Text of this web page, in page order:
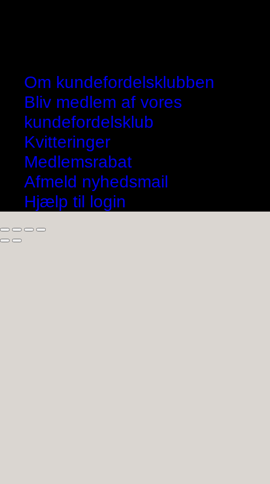
Om kundefordelsklubben
Bliv medlem af vores
kundefordelsklub
Kvitteringer
Medlemsrabat
Afmeld nyhedsmail
Hjælp til login